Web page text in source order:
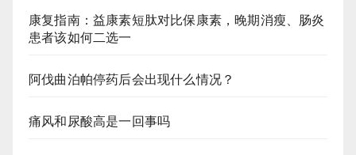
康复指南：益康素短肽对比保康素，晚期消瘦、肠炎
患者该如何二选一
阿伐曲泊帕停药后会出现什么情况？
痛风和尿酸高是一回事吗